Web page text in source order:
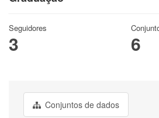
Seguidores
3 6
Conjuntos de dados